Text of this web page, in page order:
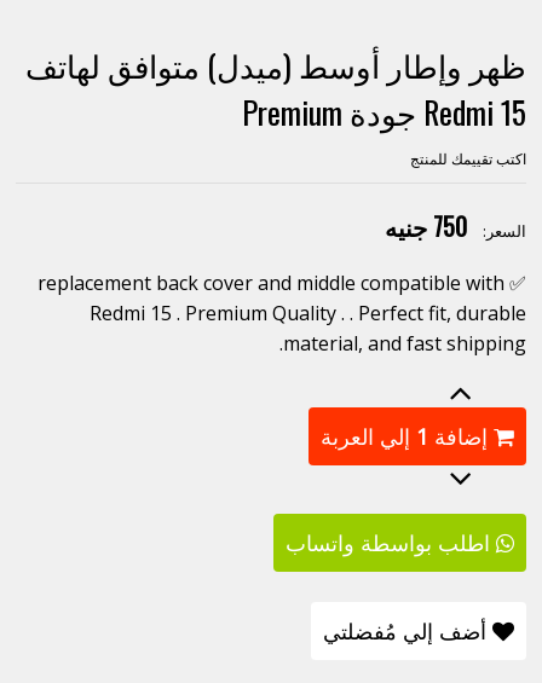
ظهر وإطار أوسط (ميدل) متوافق لهاتف
Redmi 15 جودة Premium
اكتب تقييمك للمنتج
السعر: 750 جنيه
✅ replacement back cover and middle compatible with
Redmi 15 . Premium Quality . . Perfect fit, durable
material, and fast shipping.
إضافة 1 إلي العربة
اطلب بواسطة واتساب
أضف إلي مُفضلتي